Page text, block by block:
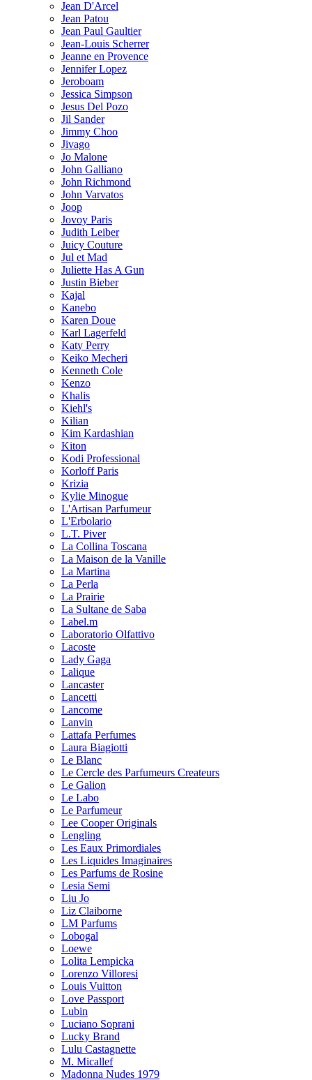
Jean D'Arcel
Jean Patou
Jean Paul Gaultier
Jean-Louis Scherrer
Jeanne en Provence
Jennifer Lopez
Jeroboam
Jessica Simpson
Jesus Del Pozo
Jil Sander
Jimmy Choo
Jivago
Jo Malone
John Galliano
John Richmond
John Varvatos
Joop
Jovoy Paris
Judith Leiber
Juicy Couture
Jul et Mad
Juliette Has A Gun
Justin Bieber
Kajal
Kanebo
Karen Doue
Karl Lagerfeld
Katy Perry
Keiko Mecheri
Kenneth Cole
Kenzo
Khalis
Kiehl's
Kilian
Kim Kardashian
Kiton
Kodi Professional
Korloff Paris
Krizia
Kylie Minogue
L'Artisan Parfumeur
L'Erbolario
L.T. Piver
La Collina Toscana
La Maison de la Vanille
La Martina
La Perla
La Prairie
La Sultane de Saba
Label.m
Laboratorio Olfattivo
Lacoste
Lady Gaga
Lalique
Lancaster
Lancetti
Lancome
Lanvin
Lattafa Perfumes
Laura Biagiotti
Le Blanc
Le Cercle des Parfumeurs Createurs
Le Galion
Le Labo
Le Parfumeur
Lee Cooper Originals
Lengling
Les Eaux Primordiales
Les Liquides Imaginaires
Les Parfums de Rosine
Lesia Semi
Liu Jo
Liz Claiborne
LM Parfums
Lobogal
Loewe
Lolita Lempicka
Lorenzo Villoresi
Louis Vuitton
Love Passport
Lubin
Luciano Soprani
Lucky Brand
Lulu Castagnette
M. Micallef
Madonna Nudes 1979